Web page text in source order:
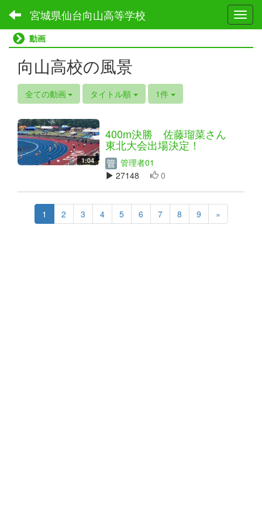
宮城県仙台向山高等学校
動画
向山高校の風景
全ての動画 タイトル順 1件
1:04
400m決勝 佐藤瑠菜さん
東北大会出場決定！
管理者01
27148
0
1 2 3 4 5 6 7 8 9 »